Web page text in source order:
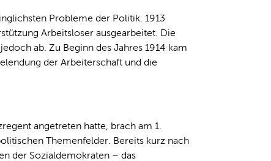
Probleme der Politik. 1913
Arbeitsloser ausgearbeitet. Die
ab. Zu Beginn des Jahres 1914 kam
der Arbeiterschaft und die
angetreten hatte, brach am 1.
Themenfelder. Bereits kurz nach
der Sozialdemokraten – das